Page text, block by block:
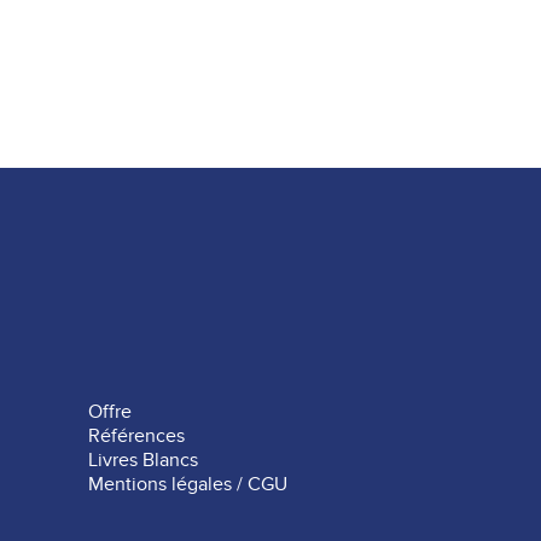
Offre
Références
Livres Blancs
Mentions légales / CGU